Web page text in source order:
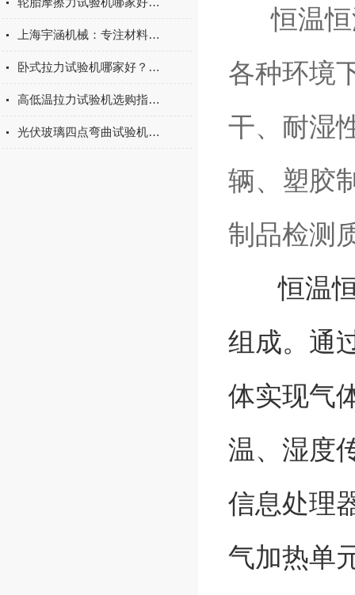
上海宇涵机械：专注材料力学检测，电池片拉力试验机助力光伏品质管控
卧式拉力试验机哪家好？2026年国产实力厂家实测推荐
高低温拉力试验机选购指南：聚焦上海宇涵的技术实力与可靠方案
光伏玻璃四点弯曲试验机的重要性
恒温恒
各种环境
干、耐湿
辆、塑胶
制品检测
恒温恒
组成。通
体实现气
温、湿度
信息处理
气加热单